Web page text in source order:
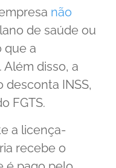
não
de saúde ou
que a
disso, a
INSS,
FGTS.
a licença-
recebe o